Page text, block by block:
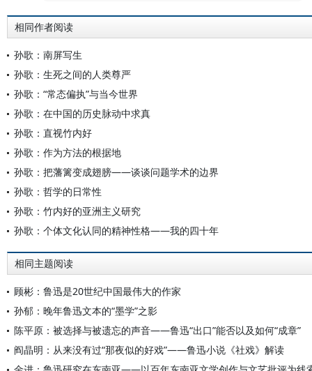
相同作者阅读
孙歌：南屏写生
孙歌：生死之间的人类尊严
孙歌：“常态偏执”与当今世界
孙歌：在中国的历史脉动中求真
孙歌：直视竹内好
孙歌：作为方法的根据地
孙歌：把藩篱变成翅膀——谈谈问题学术的边界
孙歌：哲学的日常性
孙歌：竹内好的亚洲主义研究
孙歌：个体文化认同的精神性格——我的四十年
相同主题阅读
顾彬：鲁迅是20世纪中国最伟大的作家
孙郁：晚年鲁迅文本的“墨学”之影
陈平原：被选择与被遗忘的声音——鲁迅“出口”能否以及如何“成章”
阎晶明：从来没有过“那夜似的好戏”——鲁迅小说《社戏》解读